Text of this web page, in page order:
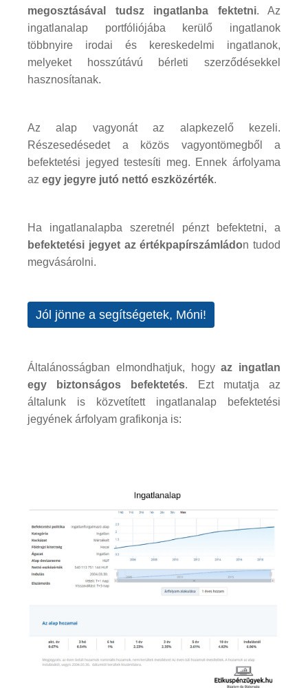
megosztásával tudsz ingatlanba fektetni. Az
ingatlanalap portfóliójába kerülő ingatlanok
többnyire irodai és kereskedelmi ingatlanok,
melyeket hosszútávú bérleti szerződésekkel
hasznosítanak.
Az alap vagyonát az alapkezelő kezeli.
Részesedésedet a közös vagyontömegből a
befektetési jegyed testesíti meg. Ennek árfolyama
az egy jegyre jutó nettó eszközérték.
Ha ingatlanalapba szeretnél pénzt befektetni, a
befektetési jegyet az értékpapírszámládon tudod
megvásárolni.
Jól jönne a segítségetek, Móni!
Általánosságban elmondhatjuk, hogyaz ingatlan
egy biztonságos befektetés. Ezt mutatja az
általunk is közvetített ingatlanalap befektetési
jegyének árfolyam grafikonja is: